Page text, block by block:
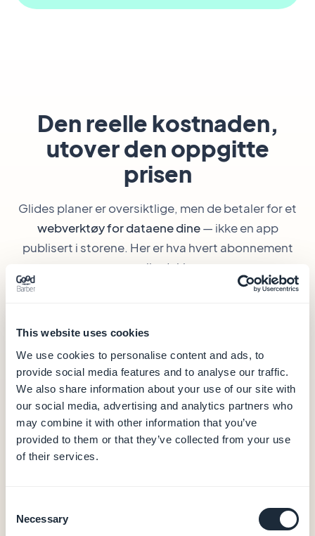
This website uses cookies
We use cookies to personalise content and ads, to
provide social media features and to analyse our traffic.
We also share information about your use of our site with
our social media, advertising and analytics partners who
may combine it with other information that you’ve
provided to them or that they’ve collected from your use
of their services.
Selection
Necessary
Den reelle kostnaden,
utover den oppgitte
prisen
Glides planer er oversiktlige, men de betaler for et
webverktøy for dataene dine— ikke en app
publisert i storene. Her er hva hvert abonnement
egentlig dekker.
GoodBarber — fra 360 kr/måned
360 kr /måned (årlig fakturering)
Hosting og database (data i Europa)
CMS og back-office
Push-varsler (10 000/måned)
Innebygd analyse
Native iOS- + Android-apper — fra 660